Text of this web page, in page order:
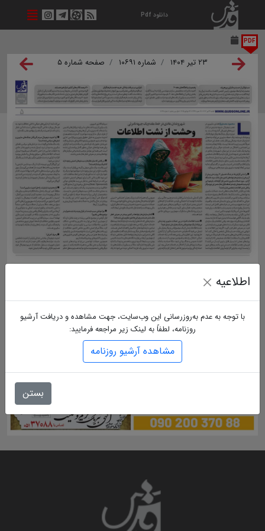
دانلود Pdf
PDF
۲۳ تیر ۱۴۰۴ شماره ۱۰۶۹۱ صفحه شماره ۵
اطلاعیه
با توجه به عدم به‌روزرسانی این وب‌سایت، جهت مشاهده و دریافت آرشیو
روزنامه، لطفاً به لینک زیر مراجعه فرمایید:
مشاهده آرشیو روزنامه
بستن